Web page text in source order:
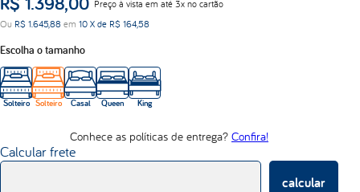
Preço à vista em até 3x no cartão
Ou R$ 1.645,88 em 10 X de R$ 164,58
Escolha o tamanho
Solteiro Solteiro Casal Queen King
Conhece as políticas de entrega? Confira!
Calcular frete
calcular
d33